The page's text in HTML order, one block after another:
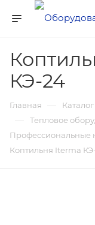
КЭ-24
Главная — Каталог
— Тепловое
Профессиональные
Коптильня Iterma